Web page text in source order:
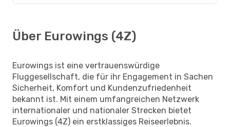
Über Eurowings (4Z)
Eurowings ist eine vertrauenswürdige
Fluggesellschaft, die für ihr Engagement in Sachen
Sicherheit, Komfort und Kundenzufriedenheit
bekannt ist. Mit einem umfangreichen Netzwerk
internationaler und nationaler Strecken bietet
Eurowings (4Z) ein erstklassiges Reiseerlebnis.